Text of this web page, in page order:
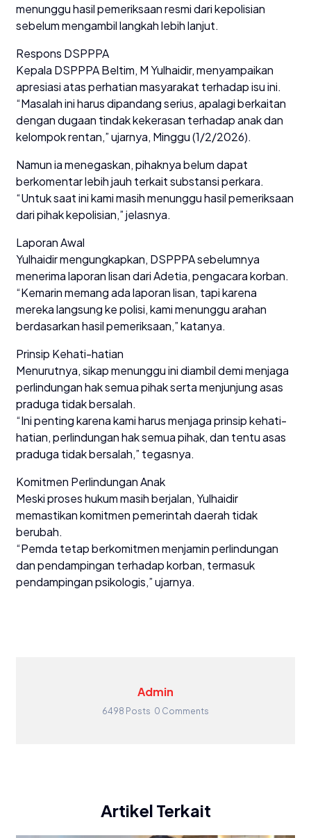
menunggu hasil pemeriksaan resmi dari kepolisian
sebelum mengambil langkah lebih lanjut.
Respons DSPPPA
Kepala DSPPPA Beltim, M Yulhaidir, menyampaikan
apresiasi atas perhatian masyarakat terhadap isu ini.
“Masalah ini harus dipandang serius, apalagi berkaitan
dengan dugaan tindak kekerasan terhadap anak dan
kelompok rentan,” ujarnya, Minggu (1/2/2026).
Namun ia menegaskan, pihaknya belum dapat
berkomentar lebih jauh terkait substansi perkara.
“Untuk saat ini kami masih menunggu hasil pemeriksaan
dari pihak kepolisian,” jelasnya.
Laporan Awal
Yulhaidir mengungkapkan, DSPPPA sebelumnya
menerima laporan lisan dari Adetia, pengacara korban.
“Kemarin memang ada laporan lisan, tapi karena
mereka langsung ke polisi, kami menunggu arahan
berdasarkan hasil pemeriksaan,” katanya.
Prinsip Kehati-hatian
Menurutnya, sikap menunggu ini diambil demi menjaga
perlindungan hak semua pihak serta menjunjung asas
praduga tidak bersalah.
“Ini penting karena kami harus menjaga prinsip kehati-
hatian, perlindungan hak semua pihak, dan tentu asas
praduga tidak bersalah,” tegasnya.
Komitmen Perlindungan Anak
Meski proses hukum masih berjalan, Yulhaidir
memastikan komitmen pemerintah daerah tidak
berubah.
“Pemda tetap berkomitmen menjamin perlindungan
dan pendampingan terhadap korban, termasuk
pendampingan psikologis,” ujarnya.
Admin
6498 Posts 0 Comments
Artikel Terkait